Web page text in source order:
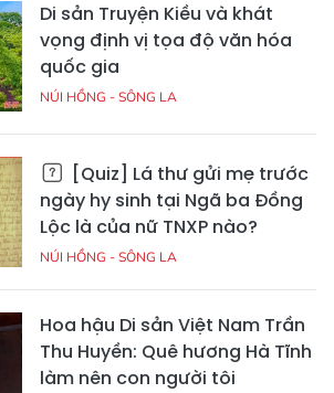
Di sản Truyện Kiều và khát
vọng định vị tọa độ văn hóa
quốc gia
NÚI HỒNG - SÔNG LA
[Quiz] Lá thư gửi mẹ trước
ngày hy sinh tại Ngã ba Đồng
Lộc là của nữ TNXP nào?
NÚI HỒNG - SÔNG LA
Hoa hậu Di sản Việt Nam Trần
Thu Huyền: Quê hương Hà Tĩnh
làm nên con người tôi